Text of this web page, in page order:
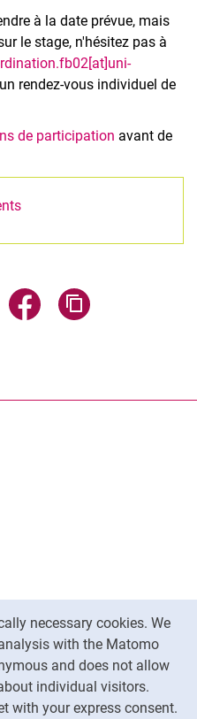
necessary cookies. We
with the Matomo
and does not allow
individual visitors.
with your express consent.
à la date prévue, mais
le stage, n'hésitez pas à
rendez-vous individuel de
de participation avant de
via email
Share page via WhatsApp
Share page via